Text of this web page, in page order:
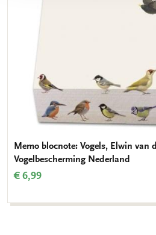
Memo blocnote: Vogels, Elwin van
Vogelbescherming Nederland
€ 6,99